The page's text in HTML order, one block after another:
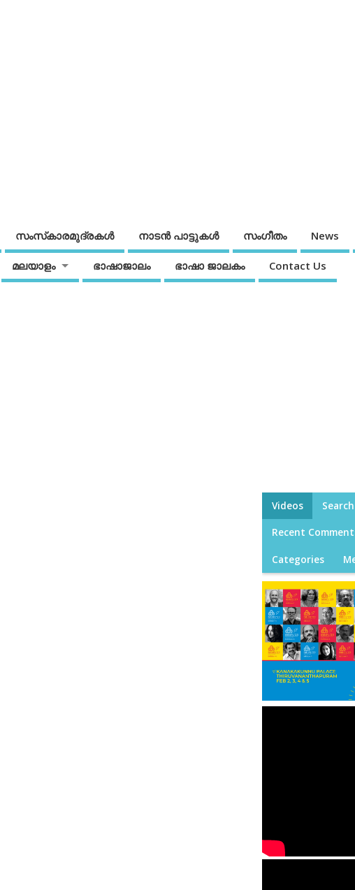
സംസ്‌കാരമുദ്രകള്‍ നാടന്‍ പാട്ടുകള്‍ സംഗീതം News
മലയാളം ഭാഷാജാലം ഭാഷാ ജാലകം Contact Us
Videos Search
Recent
Categories